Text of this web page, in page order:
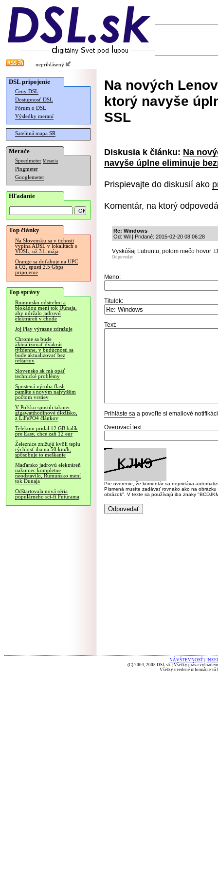
neprihlásený
DSL pripojenie
Ceny DSL
Dostupnosť DSL
Fórum o DSL
Výsledky meraní
Satelitná mapa SR
Merače
Speedmeter Merania
Pingmeter
Googlemeter
Hľadanie
Top články
Na Slovensku sa v tichosti
vypína ADSL v lokalitách s
VDSL, už 31. mája
Orange sa doťahuje na UPC
a O2, spustí 2.5 Gbps
pripojenie
Top správy
Rumunsko odstrelmi a
blokádou mení tok Dunaja,
aby udržalo jadrovú
elektráreň v chode
Joj Play výrazne zdražuje
Chrome sa bude
aktualizovať dvakrát
týždenne, v budúcnosti sa
bude aktualizovať bez
reštartov
Slovensko.sk má opäť
technické problémy
Spustená výroba flash
pamäte s novým najvyšším
počtom vrstiev
V Poľsku spustili takmer
gigawatthodinové úložisko,
z LiFePO4 článkov
Telekom pridal 12 GB balík
pre Easy, chce zaň 12 eur
Železnice znižujú kvôli teplu
rýchlosť iba na 50 km/h,
spôsobuje to meškanie
Maďarsko jadrovú elektráreň
nakoniec kompletne
neodstavilo, Rumunsko mení
tok Dunaja
Odštartovala nová séria
populárneho sci-fi Futurama
Na nových
ktorý navyše
SSL
Diskusia k článku: Na
navyše úplne eliminuje
Prispievajte do diskusií ako
Komentár, na ktorý
Re: Windows
Od: Wil | Pridané: 2015-02-20 08:06:28
Vyskúšaj Lubuntu, potom niečo hovor :D
Odpovedať
Meno:
Titulok:
Text:
Prihláste sa a povoľte si emailové
Overovací text:
Pre overenie, že komentár sa nepridáva
Písmená musíte zadávať rovnako ako na
obrázok". V texte sa používajú iba znaky
NÁVŠTEVNOSŤ
(C) 2004, 2005 DSL.sk | Všetky práva
Všetky uvedené informácie sú